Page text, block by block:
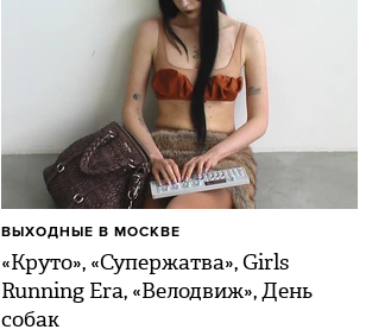
«Круто», «Супержатва», Girls
Running Era, «Велодвиж», День
собак
ВЫХОДНЫЕ В МОСКВЕ